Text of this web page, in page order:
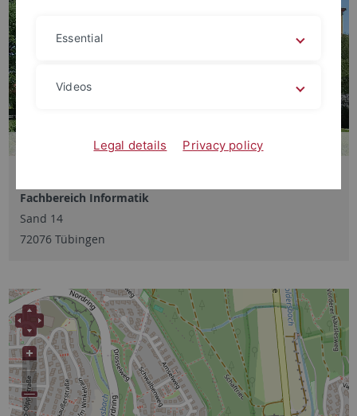
Fachbereich Informatik
Sand 14
72076 Tübingen
Essential
Videos
Legal details Privacy policy